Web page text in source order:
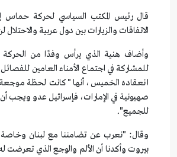
قال رئيس المكتب السياسي لحركة حماس
الاتفاقات والزيارات بين دول عربية والاحتلال
وأضاف هنية الذي يرأس وفدًا من الحركة
للمشاركة في اجتماع الأمناء العامين
انعقاده الخميس، أنها "كانت لحظة موجعة
صهيونية في الإمارات، فإسرائيل عدو ويجب
للجميع".
وقال: "نعرب عن تضامننا مع لبنان
بيروت وأكدنا أن الألم والوجع الذي تعرضت